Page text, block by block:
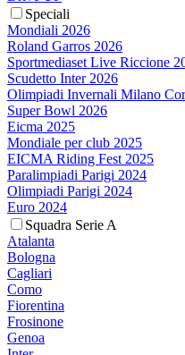
Speciali
Mondiali 2026
Roland Garros 2026
Sportmediaset Live Riccione
Scudetto Inter 2026
Olimpiadi Invernali Milano
Super Bowl 2026
Eicma 2025
Mondiale per club 2025
EICMA Riding Fest 2025
Paralimpiadi Parigi 2024
Olimpiadi Parigi 2024
Euro 2024
Squadra Serie A
Atalanta
Bologna
Cagliari
Como
Fiorentina
Frosinone
Genoa